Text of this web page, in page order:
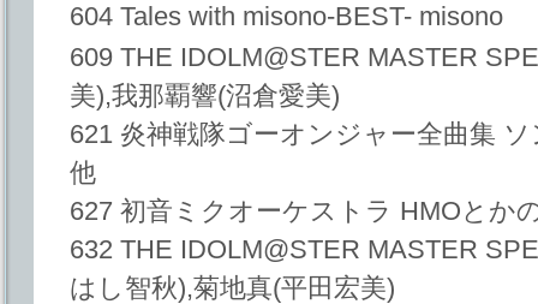
604 Tales with misono-BEST- misono
609 THE IDOLM@STER MASTER
美),我那覇響(沼倉愛美)
621 炎神戦隊ゴーオンジャー全曲集
他
627 初音ミクオーケストラ HMOとか
632 THE IDOLM@STER MASTER
はし智秋),菊地真(平田宏美)